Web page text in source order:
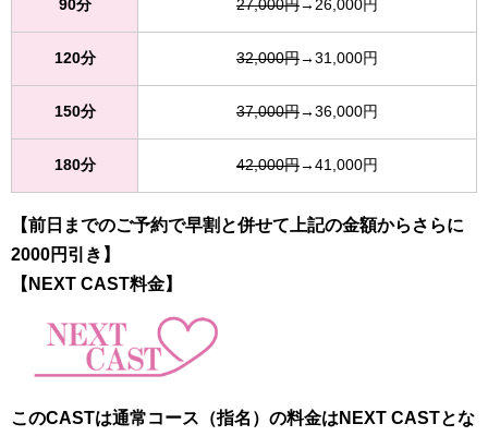
90分 27,000円→26,000円
120分 32,000円→31,000円
150分 37,000円→36,000円
180分 42,000円→41,000円
【前日までのご予約で早割と併せて上記の金額からさらに
2000円引き】
【NEXT CAST料金】
このCASTは通常コース（指名）の料金はNEXT CASTとな